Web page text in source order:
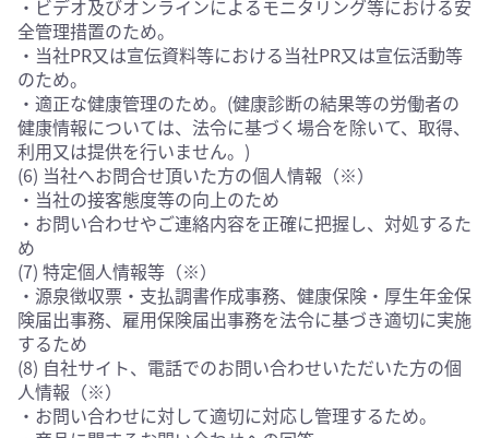
・ビデオ及びオンラインによるモニタリング等における安
全管理措置のため。
・当社PR又は宣伝資料等における当社PR又は宣伝活動等
のため。
・適正な健康管理のため。(健康診断の結果等の労働者の
健康情報については、法令に基づく場合を除いて、取得、
利用又は提供を行いません。)
(6) 当社へお問合せ頂いた方の個人情報（※）
・当社の接客態度等の向上のため
・お問い合わせやご連絡内容を正確に把握し、対処するた
め
(7) 特定個人情報等（※）
・源泉徴収票・支払調書作成事務、健康保険・厚生年金保
険届出事務、雇用保険届出事務を法令に基づき適切に実施
するため
(8) 自社サイト、電話でのお問い合わせいただいた方の個
人情報（※）
・お問い合わせに対して適切に対応し管理するため。